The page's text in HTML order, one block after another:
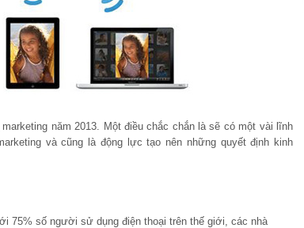
năm 2013. Một điều chắc chắn là sẽ có một vài lĩnh
và cũng là động lực tạo nên những quyết định kinh
75% số người sử dụng điện thoại trên thế giới, các nhà